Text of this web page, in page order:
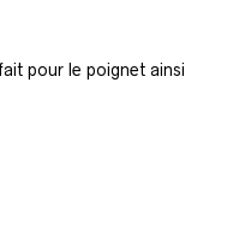
pour le poignet ainsi